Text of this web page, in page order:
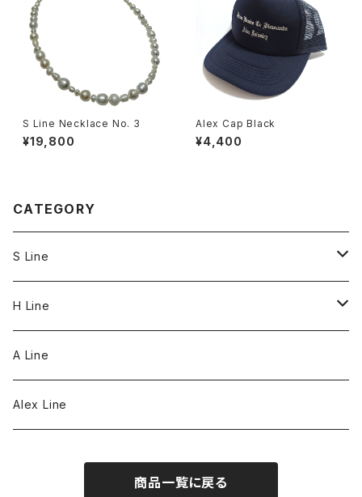
S Line Necklace No. 3
¥19,800
Alex Cap Black
¥4,400
CATEGORY
S Line
S Line Ring & Earrings
H Line
Necklace
Bracelet
A Line
Alex Line
商品一覧に戻る